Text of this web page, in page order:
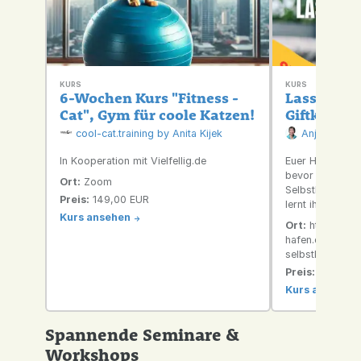
KURS
6-Wochen Kurs "Fitness -
Cat", Gym für coole Katzen!
cool-cat.training by Anita Kijek
In Kooperation mit Vielfellig.de
Ort: Zoom
Preis: 149,00 EUR
Kurs ansehen ->
KURS
Lass das
fürAnja Helling
Euer Hund
bevor ihr
Selbstlernkurs
lernt ihr
mit
und sofort
kostet
Ort: https://
hafen.de/
selbstlernkurs/
Preis:
Kurs ansehen
Spannende Seminare &
Workshops